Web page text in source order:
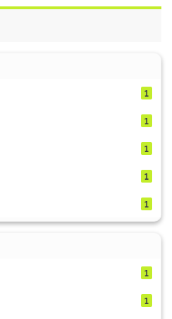
1
1
1
1
1
1
1